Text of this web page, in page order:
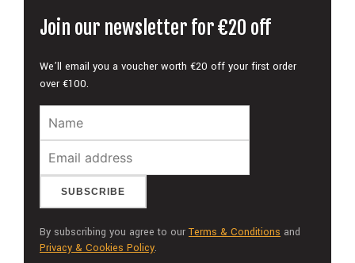
Join our newsletter for €20 off
We’ll email you a voucher worth €20 off your first order
over €100.
By subscribing you agree to our Terms & Conditions and
Privacy & Cookies Policy.